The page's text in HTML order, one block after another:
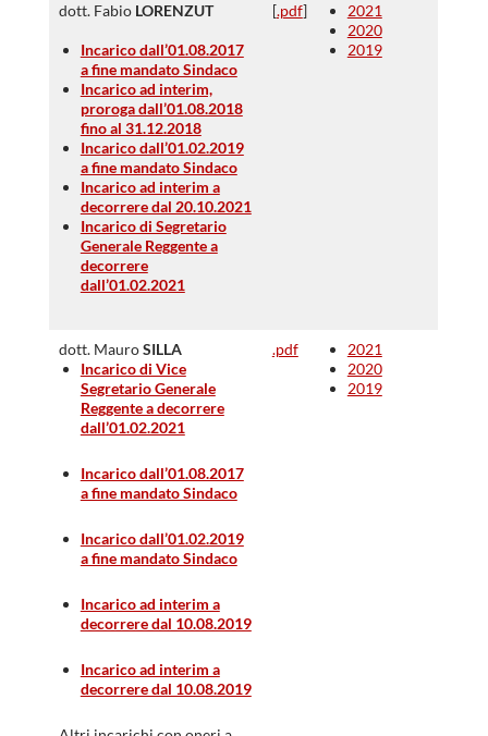
dott. Fabio LORENZUT
Incarico dall’01.08.2017
a fine mandato Sindaco
Incarico ad interim,
proroga dall’01.08.2018
fino al 31.12.2018
Incarico dall’01.02.2019
a fine mandato Sindaco
Incarico ad interim a
decorrere dal 20.10.2021
Incarico di Segretario
Generale Reggente a
decorrere
dall’01.02.2021
[.pdf]
2021
2020
2019
dott. MauroSILLA
Incarico di Vice
Segretario Generale
Reggente a decorrere
dall’01.02.2021
Incarico dall’01.08.2017
a fine mandato Sindaco
Incarico dall’01.02.2019
a fine mandato Sindaco
Incarico ad interim a
decorrere dal 10.08.2019
Incarico ad interim a
decorrere dal 10.08.2019
.pdf
2021
2020
2019